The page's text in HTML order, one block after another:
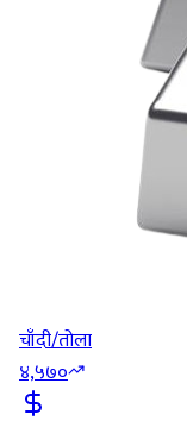
चाँदी/तोला
४,५७०